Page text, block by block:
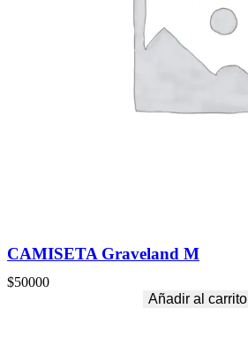
CAMISETA Graveland M
$50000
Añadir al carrito